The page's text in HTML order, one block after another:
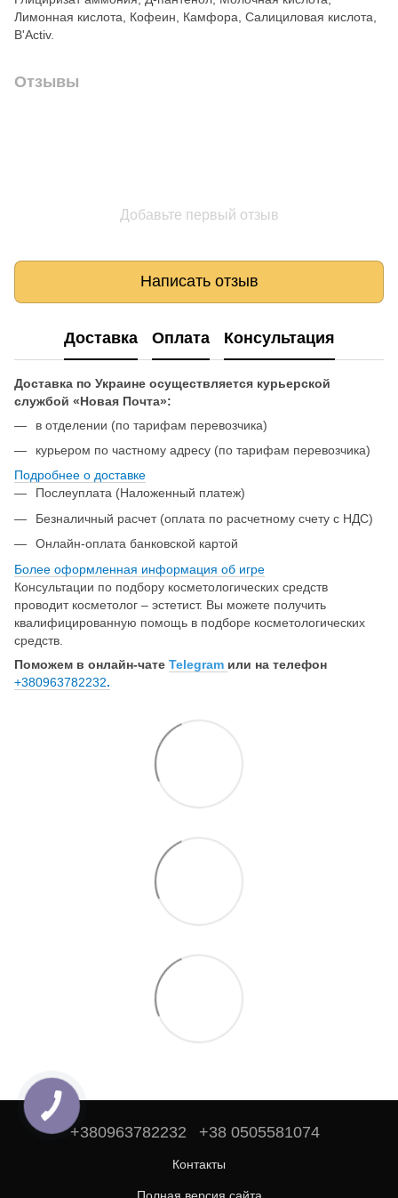
Лимонная кислота, Кофеин, Камфора, Салициловая кислота,
B'Activ.
Отзывы
Добавьте первый отзыв
Написать отзыв
Доставка Оплата Консультация
Доставка по Украине осуществляется курьерской
службой «Новая Почта»:
в отделении (по тарифам перевозчика)
курьером по частному адресу (по тарифам перевозчика)
Подробнее о доставке
Послеуплата (Наложенный платеж)
Безналичный расчет (оплата по расчетному счету с НДС)
Онлайн-оплата банковской картой
Более оформленная информация об игре
Консультации по подбору косметологических средств
проводит косметолог – эстетист. Вы можете получить
квалифицированную помощь в подборе косметологических
средств.
Поможем в онлайн-чате Telegram или на телефон
+380963782232.
+380963782232 +38 0505581074
Контакты
Полная версия сайта